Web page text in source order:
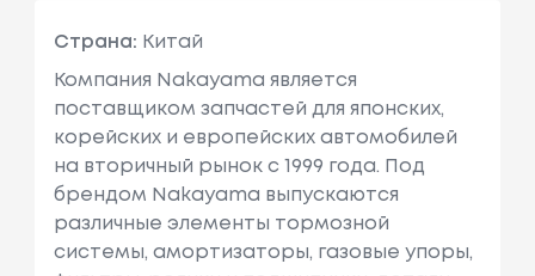
Страна: Китай
Компания Nakayama является
поставщиком запчастей для японских,
корейских и европейских автомобилей
на вторичный рынок с 1999 года. Под
брендом Nakayama выпускаются
различные элементы тормозной
системы, амортизаторы, газовые упоры,